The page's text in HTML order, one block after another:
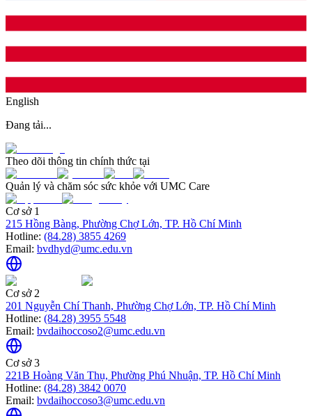
English
Đang tải...
Theo dõi thông tin chính thức tại
Quản lý và chăm sóc sức khỏe với UMC Care
Cơ sở 1
215 Hồng Bàng, Phường Chợ Lớn, TP. Hồ Chí Minh
Hotline: (84.28) 3855 4269
Email: bvdhyd@umc.edu.vn
Cơ sở 2
201 Nguyễn Chí Thanh, Phường Chợ Lớn, TP. Hồ Chí Minh
Hotline: (84.28) 3955 5548
Email: bvdaihoccoso2@umc.edu.vn
Cơ sở 3
221B Hoàng Văn Thụ, Phường Phú Nhuận, TP. Hồ Chí Minh
Hotline: (84.28) 3842 0070
Email: bvdaihoccoso3@umc.edu.vn